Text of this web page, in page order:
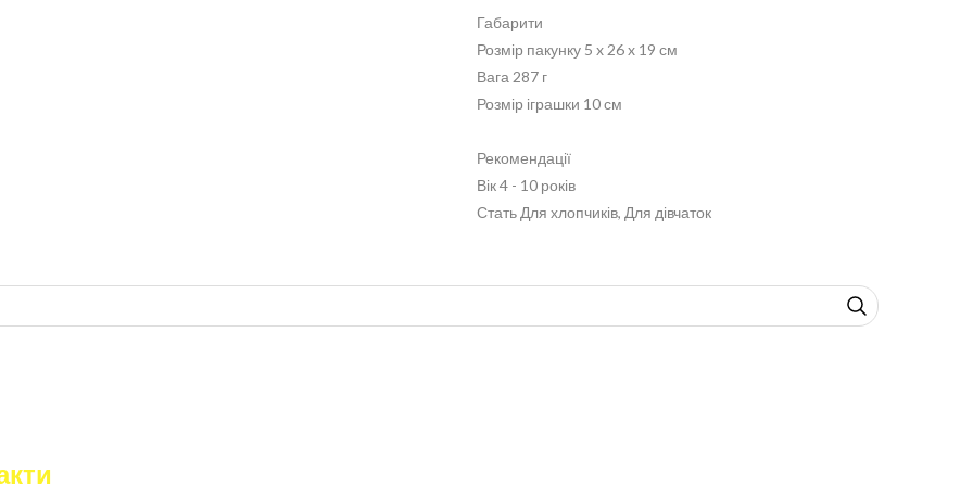
Габарити
Розмір пакунку 5 x 26 x 19 см
Вага 287 г
Розмір іграшки 10 см
Рекомендації
Вік 4 - 10 років
Стать Для хлопчиків, Для дівчаток